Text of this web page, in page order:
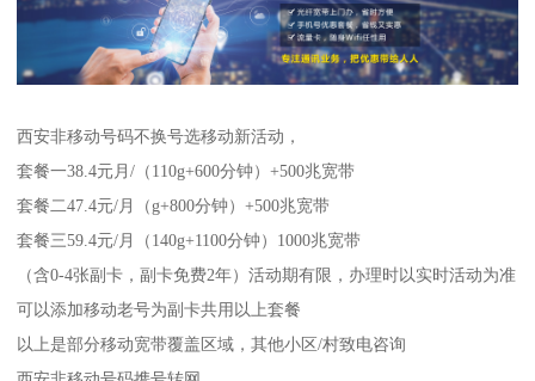
西安非移动号码不换号选移动新活动，
套餐一38.4元月/（110g+600分钟）+500兆宽带
套餐二47.4元/月（g+800分钟）+500兆宽带
套餐三59.4元/月（140g+1100分钟）1000兆宽带
（含0-4张副卡，副卡免费2年）活动期有限，办理时以实时活动为准
可以添加移动老号为副卡共用以上套餐
以上是部分移动宽带覆盖区域，其他小区/村致电咨询